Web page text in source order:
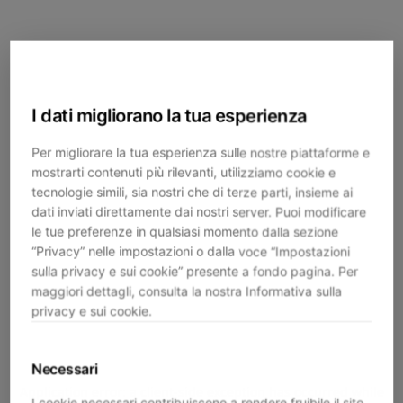
I dati migliorano la tua esperienza
Per migliorare la tua esperienza sulle nostre piattaforme e
mostrarti contenuti più rilevanti, utilizziamo cookie e
tecnologie simili, sia nostri che di terze parti, insieme ai
dati inviati direttamente dai nostri server. Puoi modificare
le tue preferenze in qualsiasi momento dalla sezione
“Privacy” nelle impostazioni o dalla voce “Impostazioni
sulla privacy e sui cookie” presente a fondo pagina. Per
maggiori dettagli, consulta la nostra Informativa sulla
privacy e sui cookie.
Necessari